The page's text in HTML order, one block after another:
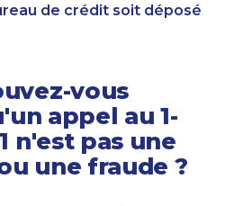
de crédit soit déposé
vous
appel au 1-
n'est pas une
une fraude ?